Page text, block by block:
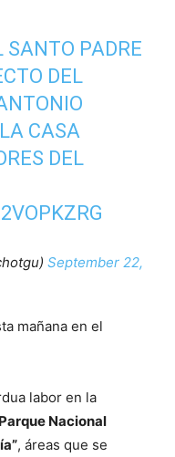
SANTO PADRE
DEL
CASA
DEL
September 22,
mañana en el
labor en la
Parque Nacional
, áreas que se